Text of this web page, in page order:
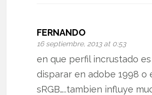
FERNANDO
16 septiembre, 2013 at 0:53
en que perfil incrustado
disparar en adobe 1998 o
sRGB…..tambien influye